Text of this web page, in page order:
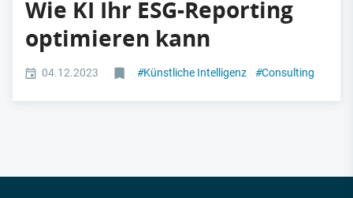
Wie KI Ihr ESG-Reporting
optimieren kann
04.12.2023 #Künstliche Intelligenz #Consulting